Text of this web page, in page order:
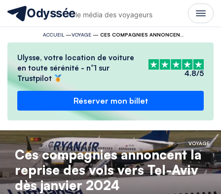
Odysséele média des voyageurs
ACCUEIL —VOYAGE—
Ulysse, votre location de voiture
en toute sérénité - n°1 sur
Trustpilot
4.8/5
Réserver mon billet
VOYAGE
Ces compagnies annoncent la
reprise des vols vers Tel-Aviv
dès janvier 2024